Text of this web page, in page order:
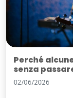
Perché
senza
02/06/2026